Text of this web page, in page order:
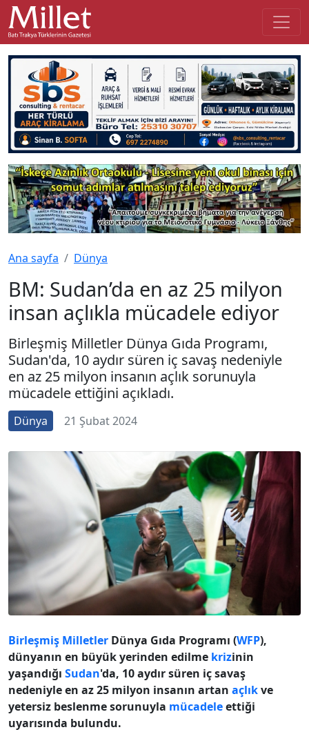
Ana sayfa Dünya
BM: Sudan’da en az 25 milyon
insan açlıkla mücadele ediyor
Birleşmiş Milletler Dünya Gıda Programı,
Sudan'da, 10 aydır süren iç savaş nedeniyle
en az 25 milyon insanın açlık sorunuyla
mücadele ettiğini açıkladı.
Dünya 21 Şubat 2024
Birleşmiş Milletler Dünya Gıda Programı (WFP),
dünyanın en büyük yerinden edilme krizinin
yaşandığı Sudan'da, 10 aydır süren iç savaş
nedeniyle en az 25 milyon insanın artan açlıkve
yetersiz beslenme sorunuyla mücadeleettiği
uyarısında bulundu.